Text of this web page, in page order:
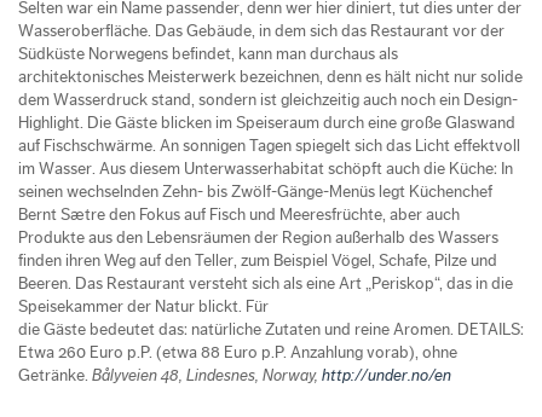
Selten war ein Name passender, denn wer hier diniert, tut dies unter der
Wasseroberfläche. Das Gebäude, in dem sich das Restaurant vor der
Südküste Norwegens befindet, kann man durchaus als
architektonisches Meisterwerk bezeichnen, denn es hält nicht nur solide
dem Wasserdruck stand, sondern ist gleichzeitig auch noch ein Design-
Highlight. Die Gäste blicken im Speiseraum durch eine große Glaswand
auf Fischschwärme. An sonnigen Tagen spiegelt sich das Licht effektvoll
im Wasser. Aus diesem Unterwasserhabitat schöpft auch die Küche: In
seinen wechselnden Zehn- bis Zwölf-Gänge-Menüs legt Küchenchef
Bernt Sætre den Fokus auf Fisch und Meeresfrüchte, aber auch
Produkte aus den Lebensräumen der Region außerhalb des Wassers
finden ihren Weg auf den Teller, zum Beispiel Vögel, Schafe, Pilze und
Beeren. Das Restaurant versteht sich als eine Art „Periskop“, das in die
Speisekammer der Natur blickt. Für
die Gäste bedeutet das: natürliche Zutaten und reine Aromen. DETAILS:
Etwa 260 Euro p.P. (etwa 88 Euro p.P. Anzahlung vorab), ohne
Getränke. Bålyveien 48, Lindesnes, Norway, http://under.no/en